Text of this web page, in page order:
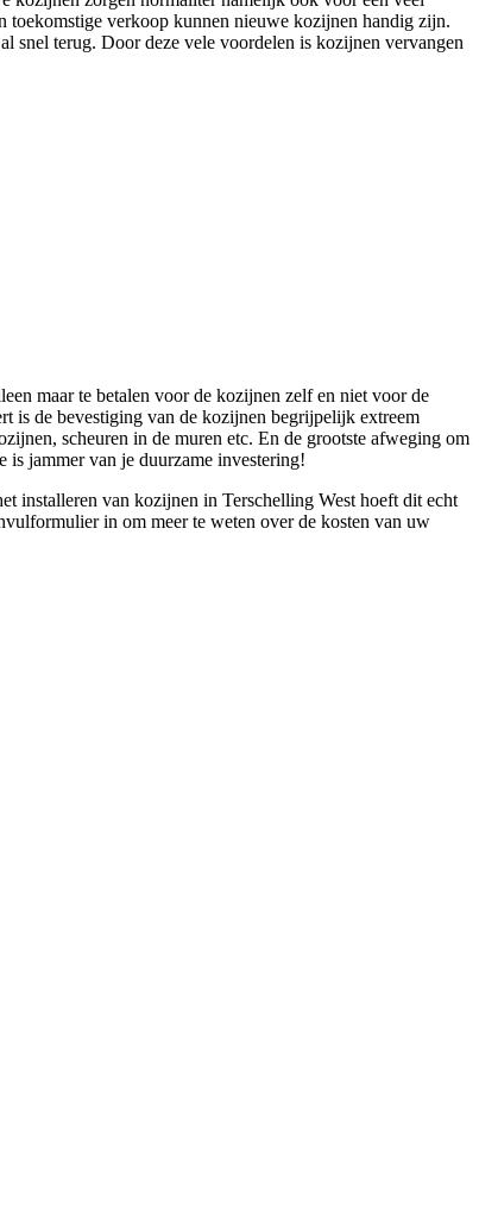
verkoop kunnen nieuwe kozijnen handig zijn.
snel terug. Door deze vele voordelen is kozijnen vervangen
maar te betalen voor de kozijnen zelf en niet voor de
is de bevestiging van de kozijnen begrijpelijk extreem
scheuren in de muren etc. En de grootste afweging om
is jammer van je duurzame investering!
installeren van kozijnen in Terschelling West hoeft dit echt
in om meer te weten over de kosten van uw